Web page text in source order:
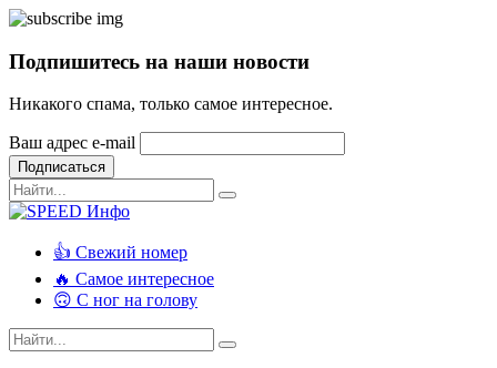
Подпишитесь на наши новости
Никакого спама, только самое интересное.
Ваш адрес e-mail
Подписаться
👍 Свежий номер
🔥 Самое интересное
🙃 С ног на голову